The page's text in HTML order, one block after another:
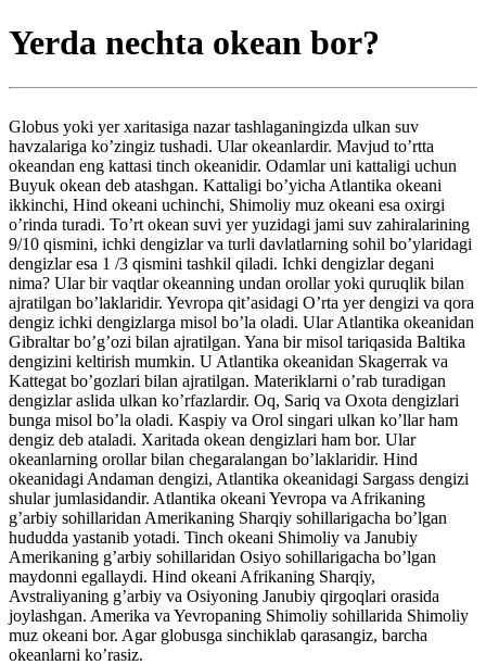
Yerda nechta okean bor?
Globus yoki yer xaritasiga nazar tashlaganingizda ulkan suv
havzalariga ko’zingiz tushadi. Ular okeanlardir. Mavjud to’rtta
okeandan eng kattasi tinch okeanidir. Odamlar uni kattaligi uchun
Buyuk okean deb atashgan. Kattaligi bo’yicha Atlantika okeani
ikkinchi, Hind okeani uchinchi, Shimoliy muz okeani esa oxirgi
o’rinda turadi. To’rt okean suvi yer yuzidagi jami suv zahiralarining
9/10 qismini, ichki dengizlar va turli davlatlarning sohil bo’ylaridagi
dengizlar esa 1 /3 qismini tashkil qiladi. Ichki dengizlar degani
nima? Ular bir vaqtlar okeanning undan orollar yoki quruqlik bilan
ajratilgan bo’laklaridir. Yevropa qit’asidagi O’rta yer dengizi va qora
dengiz ichki dengizlarga misol bo’la oladi. Ular Atlantika okeanidan
Gibraltar bo’g’ozi bilan ajratilgan. Yana bir misol tariqasida Baltika
dengizini keltirish mumkin. U Atlantika okeanidan Skagerrak va
Kattegat bo’gozlari bilan ajratilgan. Materiklarni o’rab turadigan
dengizlar aslida ulkan ko’rfazlardir. Oq, Sariq va Oxota dengizlari
bunga misol bo’la oladi. Kaspiy va Orol singari ulkan ko’llar ham
dengiz deb ataladi. Xaritada okean dengizlari ham bor. Ular
okeanlarning orollar bilan chegaralangan bo’laklaridir. Hind
okeanidagi Andaman dengizi, Atlantika okeanidagi Sargass dengizi
shular jumlasidandir. Atlantika okeani Yevropa va Afrikaning
g’arbiy sohillaridan Amerikaning Sharqiy sohillarigacha bo’lgan
hududda yastanib yotadi. Tinch okeani Shimoliy va Janubiy
Amerikaning g’arbiy sohillaridan Osiyo sohillarigacha bo’lgan
maydonni egallaydi. Hind okeani Afrikaning Sharqiy,
Avstraliyaning g’arbiy va Osiyoning Janubiy qirgoqlari orasida
joylashgan. Amerika va Yevropaning Shimoliy sohillarida Shimoliy
muz okeani bor. Agar globusga sinchiklab qarasangiz, barcha
okeanlarni ko’rasiz.